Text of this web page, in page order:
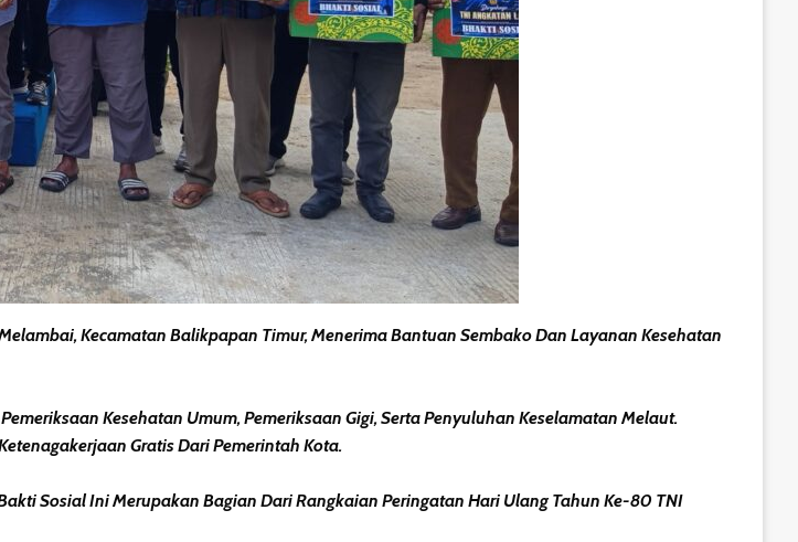
Kecamatan Balikpapan Timur, Menerima Bantuan Sembako Dan Layanan Kesehatan
Kesehatan Umum, Pemeriksaan Gigi, Serta Penyuluhan Keselamatan Melaut.
Gratis Dari Pemerintah Kota.
Sosial Ini Merupakan Bagian Dari Rangkaian Peringatan Hari Ulang Tahun Ke-80 TNI